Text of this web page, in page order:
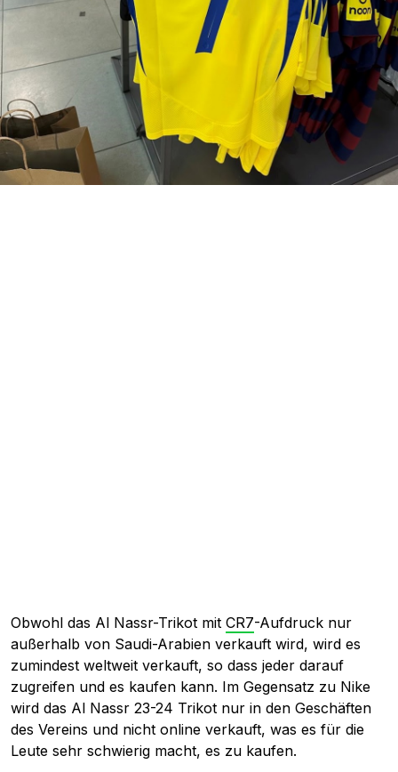
Obwohl das Al Nassr-Trikot mit CR7-Aufdruck nur
außerhalb von Saudi-Arabien verkauft wird, wird es
zumindest weltweit verkauft, so dass jeder darauf
zugreifen und es kaufen kann. Im Gegensatz zu Nike
wird das Al Nassr 23-24 Trikot nur in den Geschäften
des Vereins und nicht online verkauft, was es für die
Leute sehr schwierig macht, es zu kaufen.